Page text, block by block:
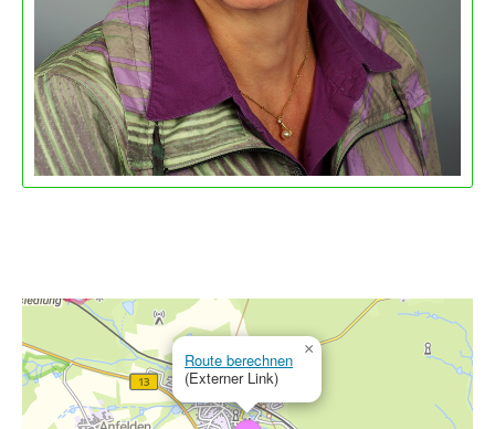
Route berechnen
(Externer Link)
×